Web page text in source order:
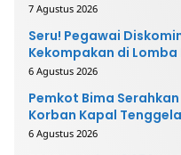
7 Agustus 2026
Seru! Pegawai
Kekompakan di Lomba
6 Agustus 2026
Pemkot Bima
Korban Kapal
6 Agustus 2026